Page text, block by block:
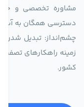
مشاوره تخصصی و
دسترسی همگان به آب
چشم‌انداز: تبدیل شدن
زمینه راهکارهای
کشور.